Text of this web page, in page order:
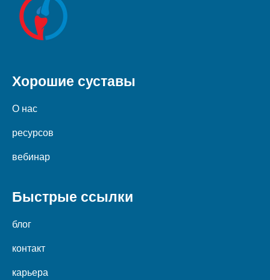
Хорошие суставы
О нас
ресурсов
вебинар
Быстрые ссылки
блог
контакт
карьера